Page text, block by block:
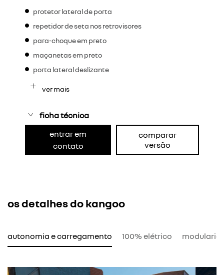
protetor lateral de porta
repetidor de seta nos retrovisores
para-choque em preto
maçanetas em preto
porta lateral deslizante
ver mais
ficha técnica
entrar em
contato
comparar
versão
os detalhes do kangoo
autonomia e carregamento 100% elétrico